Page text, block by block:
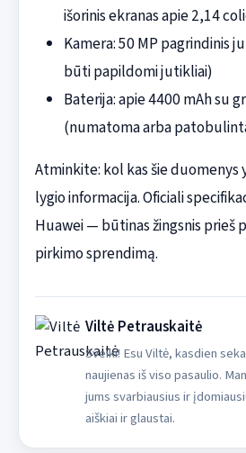
išorinis ekranas apie 2,14
Kamera: 50 MP pagrindinis
būti papildomi jutikliai)
Baterija: apie 4400 mAh su
(numatoma arba
Atminkite: kol kas šie
lygio informacija. Oficiali
Huawei — būtinas žingsnis prieš
pirkimo sprendimą.
Viltė Petrauskaitė
Sveiki! Esu Viltė, kasdien
naujienas iš viso pasaulio.
jums svarbiausius ir
aiškiai ir glaustai.